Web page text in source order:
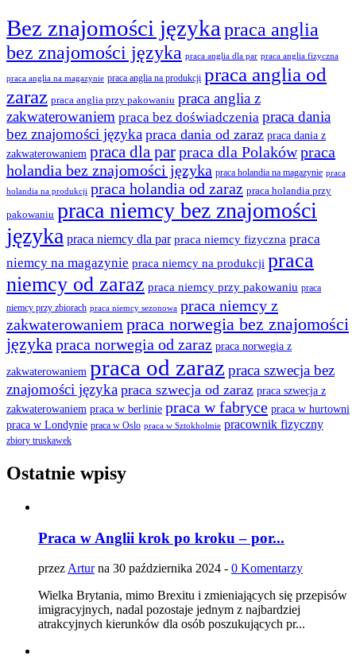
Bez znajomości języka praca anglia
bez znajomości języka praca anglia dla par praca anglia fizyczna
praca anglia na magazynie praca anglia na produkcji praca anglia od
zaraz praca anglia przy pakowaniu praca anglia z
zakwaterowaniem praca bez doświadczenia praca dania
bez znajomości języka praca dania od zaraz praca dania z
zakwaterowaniem praca dla parpraca dla Polakówpraca
holandia bez znajomości języka praca holandia na magazynie praca
holandia na produkcji praca holandia od zaraz praca holandia przy
pakowaniu praca niemcy bez znajomości
języka praca niemcy dla par praca niemcy fizyczna praca
niemcy na magazynie praca niemcy na produkcji praca
niemcy od zaraz praca niemcy przy pakowaniu praca
niemcy przy zbiorach praca niemcy sezonowa praca niemcy z
zakwaterowaniem praca norwegia bez znajomości
językapraca norwegia od zaraz praca norwegia z
zakwaterowaniem praca od zaraz praca szwecja bez
znajomości języka praca szwecja od zaraz praca szwecja z
zakwaterowaniem praca w berlinie praca w fabryce praca w hurtowni
praca w Londynie praca w Oslo praca w Sztokholmie pracownik fizyczny
zbiory truskawek
Ostatnie wpisy
Praca w Anglii krok po kroku – por...
przez Arturna 30 października 2024 - 0 Komentarzy
Wielka Brytania, mimo Brexitu i zmieniających się przepisów
imigracyjnych, nadal pozostaje jednym z najbardziej
atrakcyjnych kierunków dla osób poszukujących pr...